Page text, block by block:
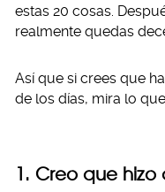
estas 20 cosas.
realmente quedas
Así que si crees que
de los días, mira lo
1. Creo que